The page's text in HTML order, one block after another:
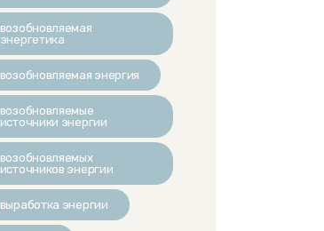
возобновляемая
энергетика
возобновляемая энергия
возобновляемые
источники энергии
возобновляемых
источников энергии
выработка энергии